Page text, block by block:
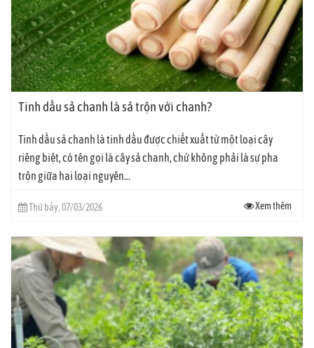
Tinh dầu sả chanh là sả trộn với chanh?
Tinh dầu sả chanh là tinh dầu được chiết xuất từ một loại cây
riêng biệt, có tên gọi là cây sả chanh, chứ không phải là sự pha
trộn giữa hai loại nguyên...
Thứ bảy, 07/03/2026 Xem thêm